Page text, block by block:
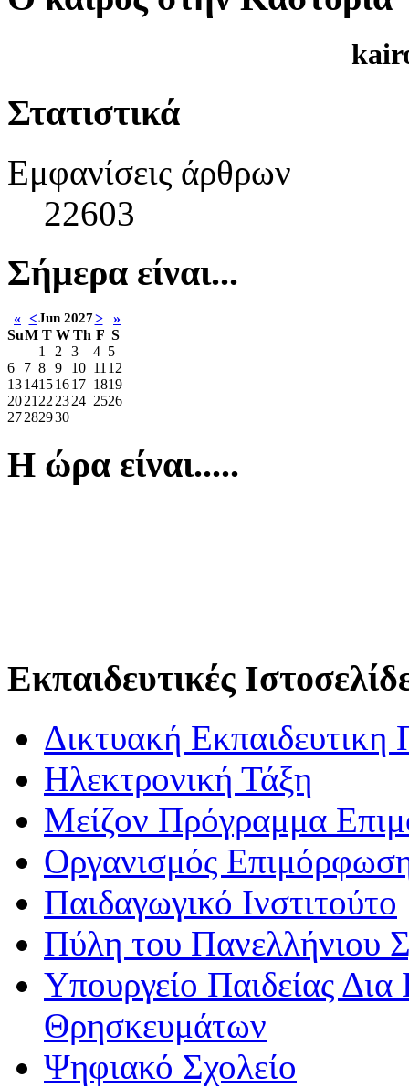
Στατιστικά
Εμφανίσεις άρθρων
22603
Σήμερα είναι...
« <Jun 2027>
»
SuM T WTh F S
1
2 3 4 5
6
7 8 9 10 11 12
1314151617 1819
2021 22 2324 2526
27282930
Η ώρα είναι.....
Εκπαιδευτικές
Δικτυακή
Ηλεκτρονική Τάξη
Μείζον Πρόγραμμα
Οργανισμός
Παιδαγωγικό Ινστιτούτο
Πύλη του Πανελλήνιου
Υπουργείο Παιδείας
Θρησκευμάτων
Ψηφιακό Σχολείο